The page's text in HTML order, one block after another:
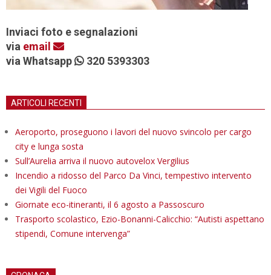
Inviaci foto e segnalazioni
via email
via Whatsapp
320 5393303
ARTICOLI RECENTI
Aeroporto, proseguono i lavori del nuovo svincolo per cargo
city e lunga sosta
Sull’Aurelia arriva il nuovo autovelox Vergilius
Incendio a ridosso del Parco Da Vinci, tempestivo intervento
dei Vigili del Fuoco
Giornate eco-itineranti, il 6 agosto a Passoscuro
Trasporto scolastico, Ezio-Bonanni-Calicchio: “Autisti aspettano
stipendi, Comune intervenga”